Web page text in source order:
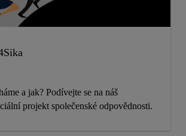
a jak? Podívejte se na náš
projekt společenské odpovědnosti.